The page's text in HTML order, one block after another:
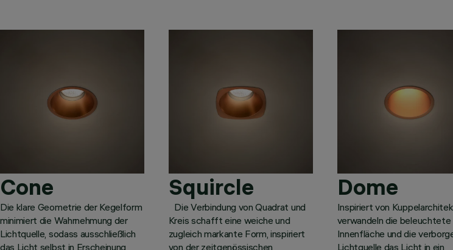
Cone
Die klare Geometrie der Kegelform
minimiert die Wahrnehmung der
Lichtquelle, sodass ausschließlich
das Licht selbst in Erscheinung
Squircle
Die Verbindung von Quadrat und
Kreis schafft eine weiche und
zugleich markante Form, inspiriert
von der zeitgenössischen
Dome
Inspiriert von
verwandeln die beleuchtete
Innenfläche und die
Lichtquelle das Licht in ein